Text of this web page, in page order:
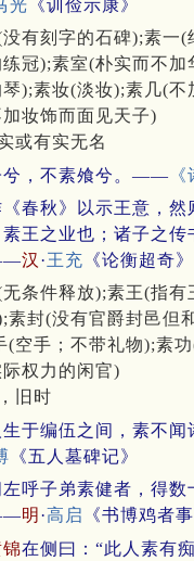
光 《训俭示康》
有刻字的石碑);素一(
冠);素室(朴实而不加
);素妆(淡妆);素几(不
妆饰而面见天子)
或有实无名
兮，不素飧兮。——
春秋》以示王意，然
王之业也；诸子之传
汉 ·王充 《论衡超奇》
条件释放);素王(指有
素封(没有官爵封邑但
(空手；不带礼物);素
权力的闲官)
旧时
生于编伍之间，素不
《五人墓碑记》
左呼子弟素健者，得数
明 ·高启
《书博鸡者事
在侧曰：“此人素有